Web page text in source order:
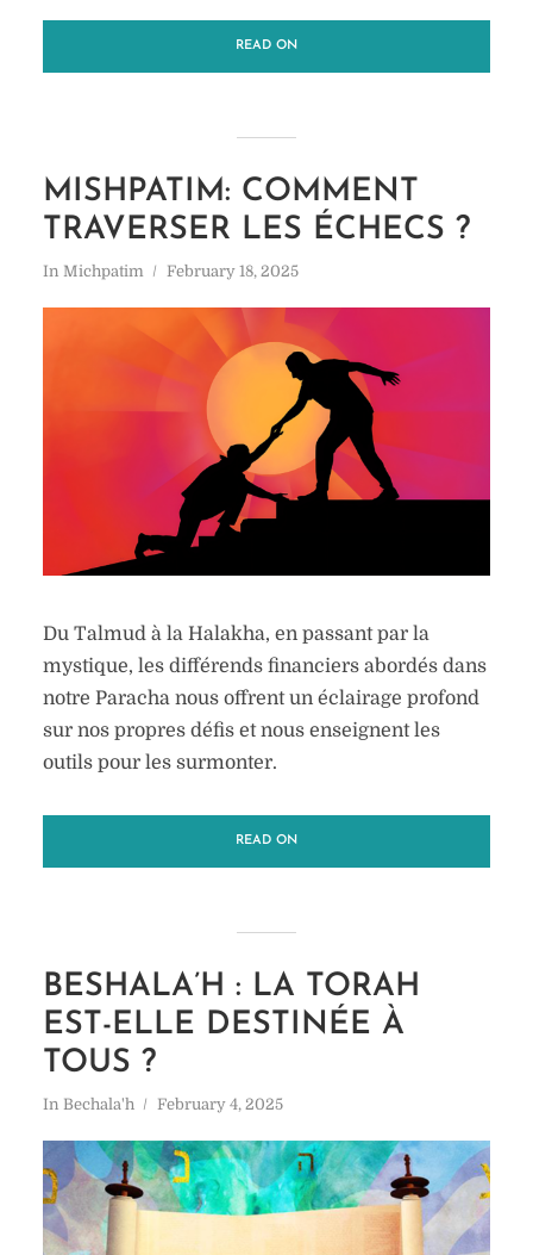
READ ON
MISHPATIM: COMMENT
TRAVERSER LES ÉCHECS ?
In Michpatim February 18, 2025
Du Talmud à la Halakha, en passant par la
mystique, les différends financiers abordés dans
notre Paracha nous offrent un éclairage profond
sur nos propres défis et nous enseignent les
outils pour les surmonter.
READ ON
BESHALA’H : LA TORAH
EST-ELLE DESTINÉE À
TOUS ?
In Bechala'h February 4, 2025